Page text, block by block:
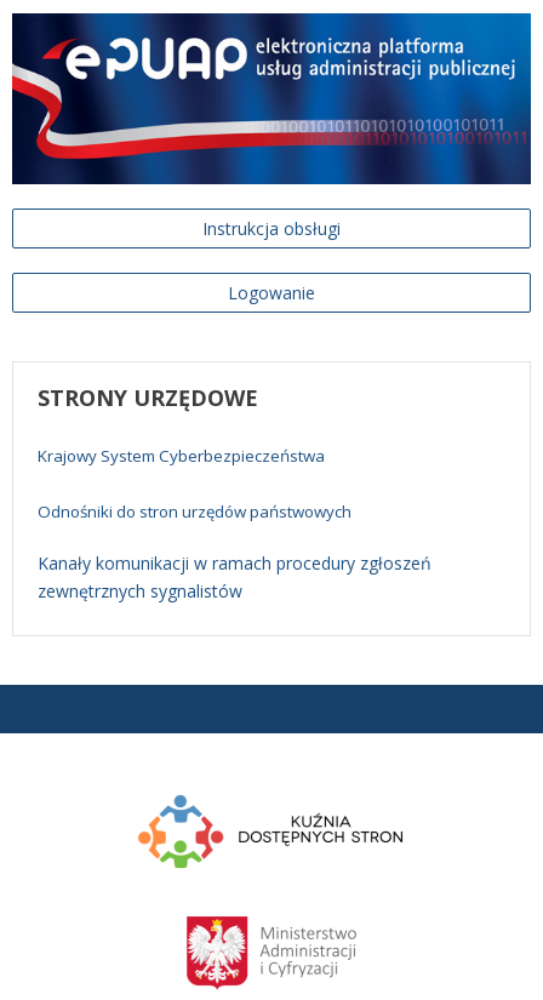
Instrukcja obsługi
Logowanie
STRONY URZĘDOWE
Krajowy System Cyberbezpieczeństwa
Odnośniki do stron urzędów państwowych
Kanały komunikacji w ramach procedury zgłoszeń
zewnętrznych sygnalistów